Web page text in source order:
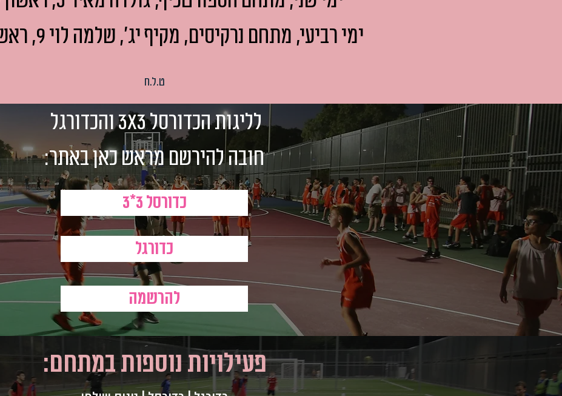
ימי רביעי, מתחם נרקיסים, מקיף יג', שלמה לוי 9, ראשון לציון
ט.ל.ח
לליגות הכדורסל 3X3 והכדורגל
חובה להירשם מראש כאן באתר:
כדורסל 3*3
כדורגל
להרשמה
פעילויות נוספות במתחם: